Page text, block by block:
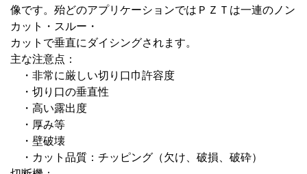
像です。殆どのアプリケーションではＰＺＴは一連のノン
カット・スルー・
カットで垂直にダイシングされます。
主な注意点：
・非常に厳しい切り口巾許容度
・切り口の垂直性
・高い露出度
・厚み等
・壁破壊
・カット品質：チッピング（欠け、破損、破砕）